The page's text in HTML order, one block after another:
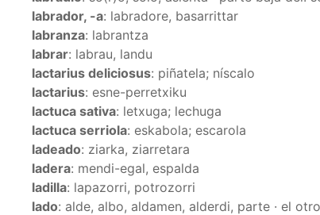
labrador, -a: labradore, basarrittar
labranza: labrantza
labrar: labrau, landu
lactarius deliciosus: piñatela; níscalo
lactarius: esne-perretxiku
lactuca sativa: letxuga; lechuga
lactuca serriola: eskabola; escarola
ladeado: ziarka, ziarretara
ladera: mendi-egal, espalda
ladilla: lapazorri, potrozorri
lado: alde, albo, aldamen, alderdi, parte · el